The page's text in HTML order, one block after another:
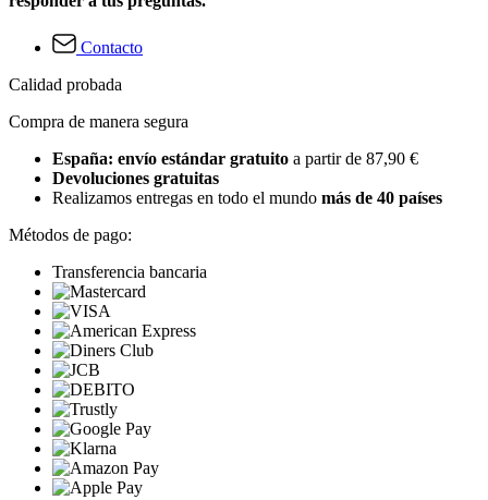
Contacto
Calidad probada
Compra de manera segura
España: envío estándar gratuito a partir de 87,90 €
Devoluciones gratuitas
Realizamos entregas en todo el mundo más de 40 países
Métodos de pago:
Transferencia bancaria